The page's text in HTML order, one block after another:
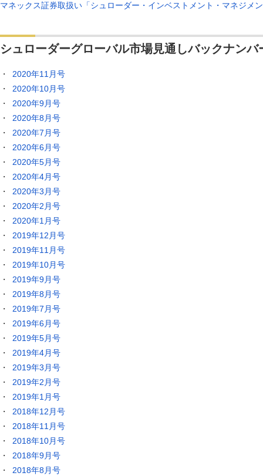
マネックス証券取扱い「シュローダー・インベストメント・マネジメ
シュローダーグローバル市場見通しバックナンバ
2020年11月号
2020年10月号
2020年9月号
2020年8月号
2020年7月号
2020年6月号
2020年5月号
2020年4月号
2020年3月号
2020年2月号
2020年1月号
2019年12月号
2019年11月号
2019年10月号
2019年9月号
2019年8月号
2019年7月号
2019年6月号
2019年5月号
2019年4月号
2019年3月号
2019年2月号
2019年1月号
2018年12月号
2018年11月号
2018年10月号
2018年9月号
2018年8月号